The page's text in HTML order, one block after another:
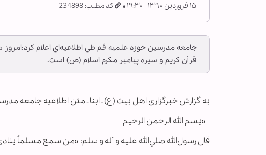
۱۵ فروردین ۱۳۹۰ - ۱۹:۳۰ کد مطلب: 234898
جامعه مدرسين حوزه علميه قم طي اطلاعيه‌اي اعلام
قرآن كريم و سيره پيامبر مكرم اسلام (ص) است.
به گزارش خبرگزاری اهل بیت (ع) ـ ابنا ـ متن اطلاعيه جامعه
«بسم الله الرحمن الرحيم
قال رسول‌الله صلي‌الله عليه و آله و سلم: «من سمع مسلماً